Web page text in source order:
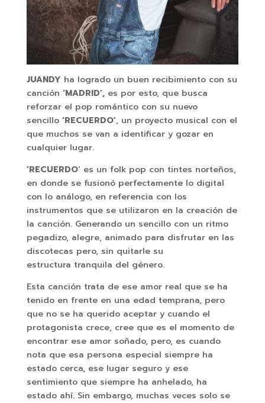
JUANDY ha logrado un buen recibimiento con su
canción ‘MADRID’, es por esto, que busca
reforzar el pop romántico con su nuevo
sencillo ‘RECUERDO’, un proyecto musical con el
que muchos se van a identificar y gozar en
cualquier lugar.
‘RECUERDO‘ es un folk pop con tintes norteños,
en donde se fusionó perfectamente lo digital
con lo análogo, en referencia con los
instrumentos que se utilizaron en la creación de
la canción. Generando un sencillo con un ritmo
pegadizo, alegre, animado para disfrutar en las
discotecas pero, sin quitarle su
estructura tranquila del género.
Esta canción trata de ese amor real que se ha
tenido en frente en una edad temprana, pero
que no se ha querido aceptar y cuando el
protagonista crece, cree que es el momento de
encontrar ese amor soñado, pero, es cuando
nota que esa persona especial siempre ha
estado cerca, ese lugar seguro y ese
sentimiento que siempre ha anhelado, ha
estado ahí. Sin embargo, muchas veces solo se